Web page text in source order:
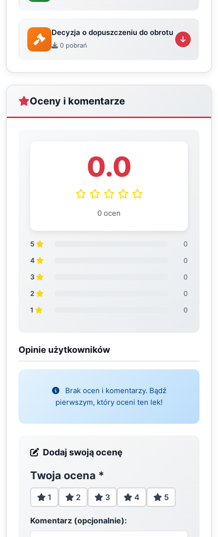
Decyzja o dopuszczeniu do obrotu
0 pobrań
Oceny i komentarze
0.0
0 ocen
5
0
4
0
3
0
2
0
1
0
Opinie użytkowników
Brak ocen i komentarzy. Bądź
pierwszym, który oceni ten lek!
Dodaj swoją ocenę
Twoja ocena *
1 2 3 4 5
Komentarz (opcjonalnie):